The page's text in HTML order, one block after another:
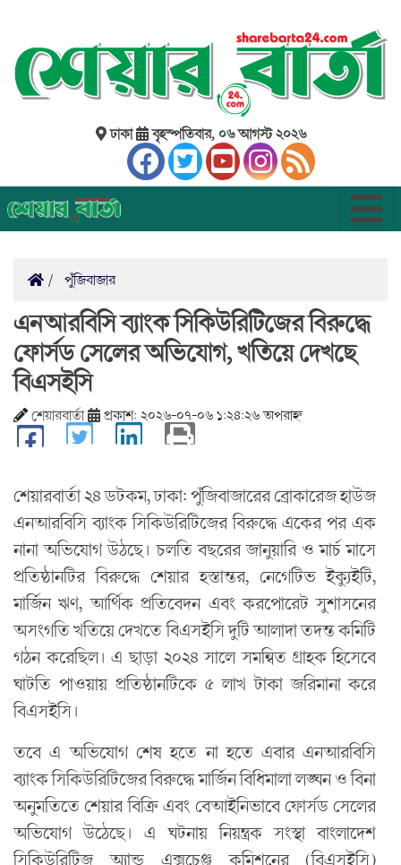
ঢাকা বৃহস্পতিবার, ০৬ আগস্ট ২০২৬
পুঁজিবাজার
এনআরবিসি ব্যাংক সিকিউরিটিজের বিরুদ্ধে
ফোর্সড সেলের অভিযোগ, খতিয়ে দেখছে
বিএসইসি
শেয়ারবার্তা প্রকাশ: ২০২৬-০৭-০৬ ১:২৪:২৬ অপরাহ্ন
শেয়ারবার্তা ২৪ ডটকম, ঢাকা: পুঁজিবাজারের ব্রোকারেজ হাউজ
এনআরবিসি ব্যাংক সিকিউরিটিজের বিরুদ্ধে একের পর এক
নানা অভিযোগ উঠছে। চলতি বছরের জানুয়ারি ও মার্চ মাসে
প্রতিষ্ঠানটির বিরুদ্ধে শেয়ার হস্তান্তর, নেগেটিভ ইক্যুইটি,
মার্জিন ঋণ, আর্থিক প্রতিবেদন এবং করপোরেট সুশাসনের
অসংগতি খতিয়ে দেখতে বিএসইসি দুটি আলাদা তদন্ত কমিটি
গঠন করেছিল। এ ছাড়া ২০২৪ সালে সমন্বিত গ্রাহক হিসেবে
ঘাটতি পাওয়ায় প্রতিষ্ঠানটিকে ৫ লাখ টাকা জরিমানা করে
বিএসইসি।
তবে এ অভিযোগ শেষ হতে না হতে এবার এনআরবিসি
ব্যাংক সিকিউরিটিজের বিরুদ্ধে মার্জিন বিধিমালা লঙ্ঘন ও বিনা
অনুমতিতে শেয়ার বিক্রি এবং বেআইনিভাবে ফোর্সড সেলের
অভিযোগ উঠেছে। এ ঘটনায় নিয়ন্ত্রক সংস্থা বাংলাদেশ
সিকিউরিটিজ অ্যান্ড এক্সচেঞ্জ কমিশনের (বিএসইসি)